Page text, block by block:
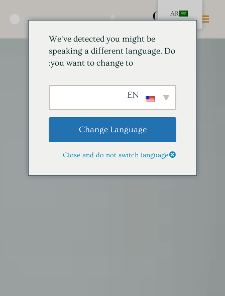
المحتوى
القائمة
الرئيسية
AR
We've detected you might be
speaking a different language. Do
you want to change to:
Change Language
Close and do not switch language